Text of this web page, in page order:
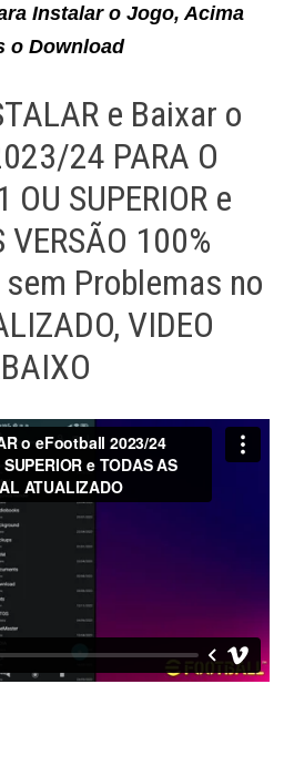
Instalar o Jogo, Acima
o Download
e Baixar o
24 PARA O
OU SUPERIOR e
VERSÃO 100%
sem Problemas no
VIDEO